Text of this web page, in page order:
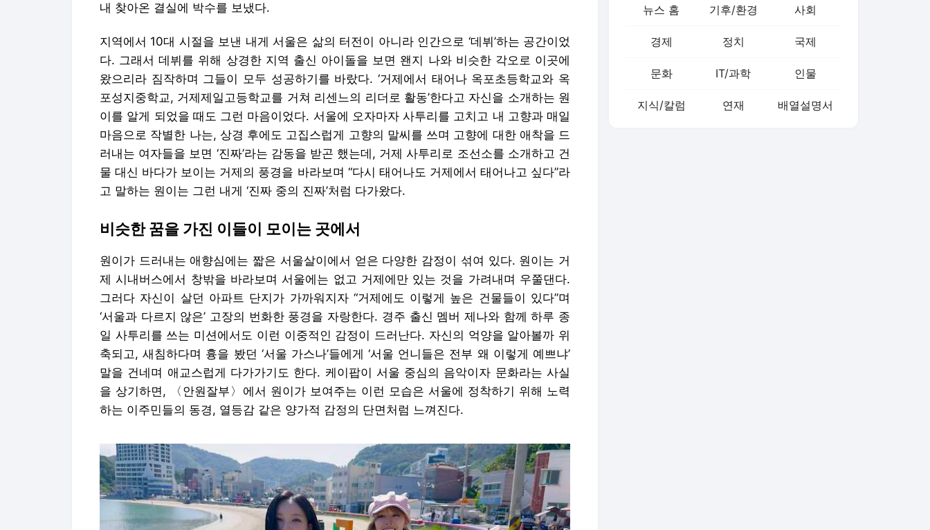
내 찾아온 결실에 박수를 보냈다.
지역에서 10대 시절을 보낸 내게 서울은 삶의 터전이 아니라 인간으로 ‘데뷔’하는 공간이었
다. 그래서 데뷔를 위해 상경한 지역 출신 아이돌을 보면 왠지 나와 비슷한 각오로 이곳에
왔으리라 짐작하며 그들이 모두 성공하기를 바랐다. ‘거제에서 태어나 옥포초등학교와 옥
포성지중학교, 거제제일고등학교를 거쳐 리센느의 리더로 활동’한다고 자신을 소개하는 원
이를 알게 되었을 때도 그런 마음이었다. 서울에 오자마자 사투리를 고치고 내 고향과 매일
마음으로 작별한 나는, 상경 후에도 고집스럽게 고향의 말씨를 쓰며 고향에 대한 애착을 드
러내는 여자들을 보면 ‘진짜’라는 감동을 받곤 했는데, 거제 사투리로 조선소를 소개하고 건
물 대신 바다가 보이는 거제의 풍경을 바라보며 “다시 태어나도 거제에서 태어나고 싶다”라
고 말하는 원이는 그런 내게 ‘진짜 중의 진짜’처럼 다가왔다.
비슷한 꿈을 가진 이들이 모이는 곳에서
원이가 드러내는 애향심에는 짧은 서울살이에서 얻은 다양한 감정이 섞여 있다. 원이는 거
제 시내버스에서 창밖을 바라보며 서울에는 없고 거제에만 있는 것을 가려내며 우쭐댄다.
그러다 자신이 살던 아파트 단지가 가까워지자 “거제에도 이렇게 높은 건물들이 있다”며
‘서울과 다르지 않은’ 고장의 번화한 풍경을 자랑한다. 경주 출신 멤버 제나와 함께 하루 종
일 사투리를 쓰는 미션에서도 이런 이중적인 감정이 드러난다. 자신의 억양을 알아볼까 위
축되고, 새침하다며 흉을 봤던 ‘서울 가스나’들에게 ‘서울 언니들은 전부 왜 이렇게 예쁘냐’
말을 건네며 애교스럽게 다가가기도 한다. 케이팝이 서울 중심의 음악이자 문화라는 사실
을 상기하면, 〈안원잘부〉에서 원이가 보여주는 이런 모습은 서울에 정착하기 위해 노력
하는 이주민들의 동경, 열등감 같은 양가적 감정의 단면처럼 느껴진다.
뉴스 홈 기후/환경 사회
경제 정치 국제
문화 IT/과학 인물
지식/칼럼 연재 배열설명서